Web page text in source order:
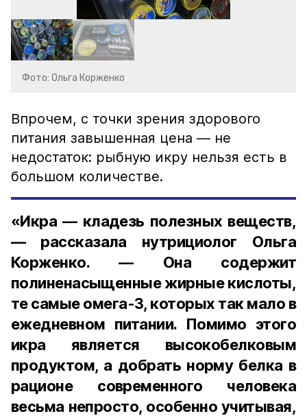
Фото: Ольга Корженко
Впрочем, с точки зрения здорового
питания завышенная цена — не
недостаток: рыбную икру нельзя есть в
большом количестве.
«Икра — кладезь полезных веществ,
— рассказала нутрициолог Ольга
Корженко. — Она содержит
полиненасыщенные жирные кислоты,
те самые омега-3, которых так мало в
ежедневном питании. Помимо этого
икра является высокобелковым
продуктом, а добрать норму белка в
рационе современного человека
весьма непросто, особенно учитывая,